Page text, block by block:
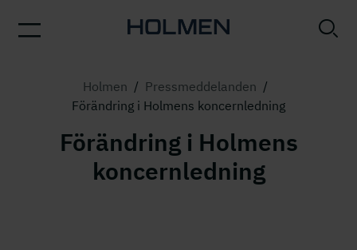
Holmen / Pressmeddelanden /
Förändring i Holmens koncernledning
Förändring i Holmens
koncernledning